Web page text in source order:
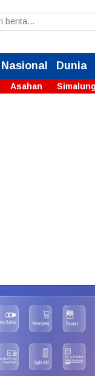
Nasional Dunia
Asahan